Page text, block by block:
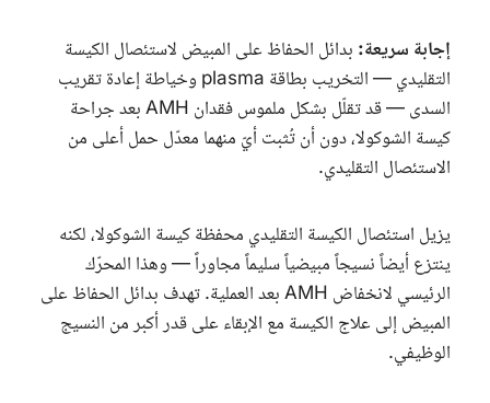
إجابة سريعة: بدائل الحفاظ على المبيض لاستئصال الكيسة
التقليدي — التخريب بطاقة plasma وخياطة إعادة تقريب
السدى — قد تقلّل بشكل ملموس فقدان AMHبعد جراحة
كيسة الشوكولا، دون أن تُثبت أيّ منهما معدّل حمل أعلى من
الاستئصال التقليدي.
يزيل استئصال الكيسة التقليدي محفظة كيسة الشوكولا، لكنه
ينتزع أيضاً نسيجاً مبيضياً سليماً مجاوراً — وهذا المحرّك
الرئيسي لانخفاض AMHبعد العملية. تهدف بدائل الحفاظ على
المبيض إلى علاج الكيسة مع الإبقاء على قدر أكبر من النسيج
الوظيفي.